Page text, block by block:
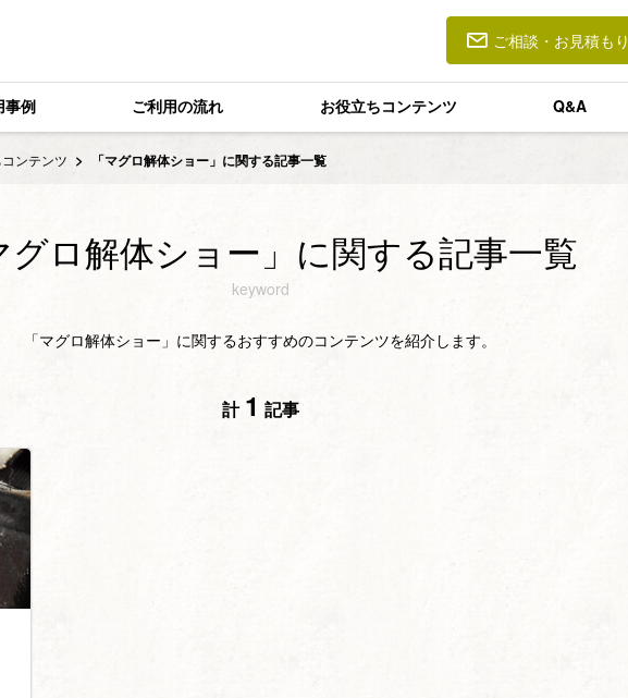
ご相談・お見積もり
事例 ご利用の流れ お役立ちコンテンツ Q&A
ンテンツ 「マグロ解体ショー」に関する記事一覧
グロ解体ショー」に関する記事一覧
keyword
「マグロ解体ショー」に関するおすすめのコンテンツを紹介します。
計 1 記事